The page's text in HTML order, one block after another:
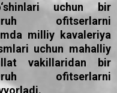
uchun bir
ofitserlarni
milliy kavaleriya
uchun mahalliy
vakillaridan bir
ofitserlarni